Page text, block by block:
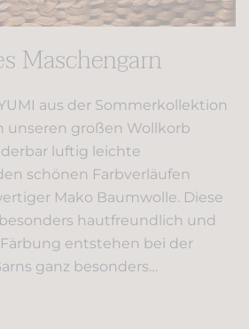
Maschengarn
aus der Sommerkollektion
unseren großen Wollkorb
luftig leichte
schönen Farbverläufen
Mako Baumwolle. Diese
hautfreundlich und
entstehen bei der
ganz besonders…